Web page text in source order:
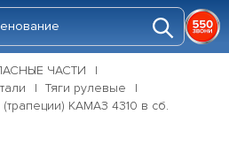
ЧАСТИ
Тяги рулевые
КАМАЗ 4310 в сб.